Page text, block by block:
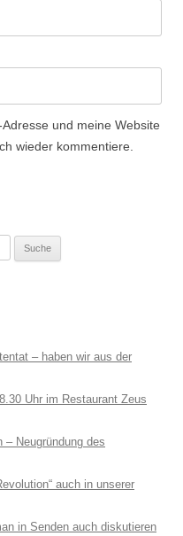
und meine Website
wieder kommentiere.
– haben wir aus der
Uhr im Restaurant Zeus
– Neugründung des
auch in unserer
in Senden auch diskutieren